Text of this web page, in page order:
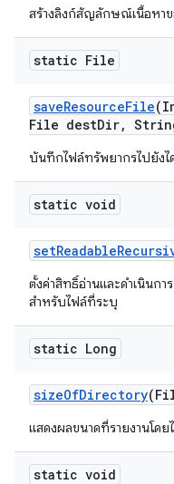
สร้างลิงก์สัญลักษณ์เนื้อหาข
static File
saveResourceFile
File destDir,
บันทึกไฟล์ทรัพยากรไปยังไ
static void
setReadable
ตั้งค่าสิทธิ์อ่านและดำเนินกา
สำหรับไฟล์ที่ระบุ
static Long
sizeOfDirectory
แสดงผลขนาดที่รายงานโดย
static void